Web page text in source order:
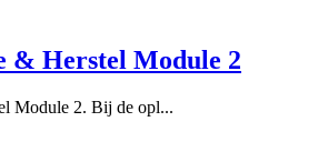
& Herstel Module 2
Module 2. Bij de opl...